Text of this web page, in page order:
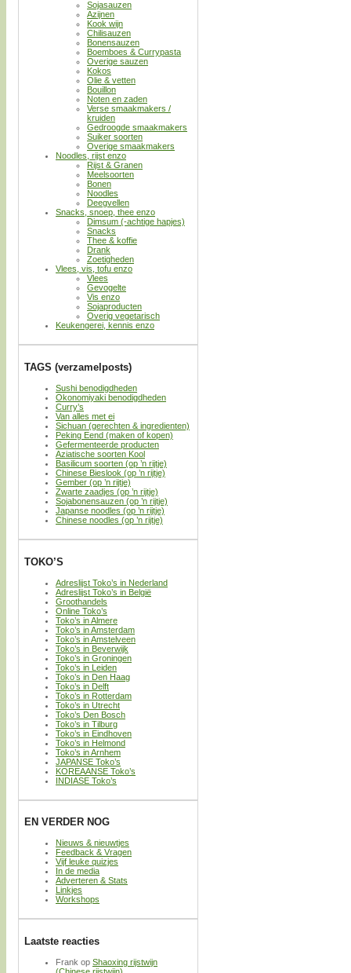
Sojasauzen
Azijnen
Kook wijn
Chilisauzen
Bonensauzen
Boemboes & Currypasta
Overige sauzen
Kokos
Olie & vetten
Bouillon
Noten en zaden
Verse smaakmakers /
kruiden
Gedroogde smaakmakers
Suiker soorten
Overige smaakmakers
Noodles, rijst enzo
Rijst & Granen
Meelsoorten
Bonen
Noodles
Deegvellen
Snacks, snoep, thee enzo
Dimsum (-achtige hapjes)
Snacks
Thee & koffie
Drank
Zoetigheden
Vlees, vis, tofu enzo
Vlees
Gevogelte
Vis enzo
Sojaproducten
Overig vegetarisch
Keukengerei, kennis enzo
TAGS (verzamelposts)
Sushi benodigdheden
Okonomiyaki benodigdheden
Curry’s
Van alles met ei
Sichuan (gerechten & ingredienten)
Peking Eend (maken of kopen)
Gefermenteerde producten
Aziatische soorten Kool
Basilicum soorten (op ’n rijtje)
Chinese Bieslook (op ’n rijtje)
Gember (op ’n rijtje)
Zwarte zaadjes (op ’n rijtje)
Sojabonensauzen (op ’n rijtje)
Japanse noodles (op ’n rijtje)
Chinese noodles (op ’n rijtje)
TOKO’S
Adreslijst Toko’s in Nederland
Adreslijst Toko’s in België
Groothandels
Online Toko’s
Toko’s in Almere
Toko’s in Amsterdam
Toko’s in Amstelveen
Toko’s in Beverwijk
Toko’s in Groningen
Toko’s in Leiden
Toko’s in Den Haag
Toko’s in Delft
Toko’s in Rotterdam
Toko’s in Utrecht
Toko’s Den Bosch
Toko’s in Tilburg
Toko’s in Eindhoven
Toko’s in Helmond
Toko’s in Arnhem
JAPANSE Toko’s
KOREAANSE Toko’s
INDIASE Toko’s
EN VERDER NOG
Nieuws & nieuwtjes
Feedback & Vragen
Vijf leuke quizjes
In de media
Adverteren & Stats
Linkjes
Workshops
Laatste reacties
Frank op Shaoxing rijstwijn